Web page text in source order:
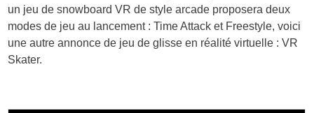
un jeu de snowboard VR de style arcade proposera deux
modes de jeu au lancement : Time Attack et Freestyle, voici
une autre annonce de jeu de glisse en réalité virtuelle : VR
Skater.